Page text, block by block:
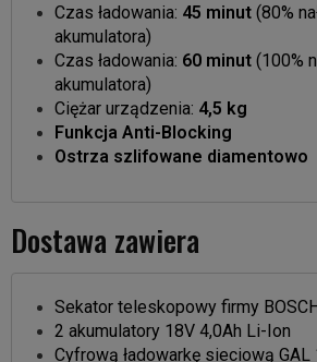
Czas ładowania: 45 minut (80%
akumulatora)
Czas ładowania: 60 minut (100%
akumulatora)
Ciężar urządzenia: 4,5 kg
Funkcja Anti-Blocking
Ostrza szlifowane diamentowo
Dostawa zawiera
Sekator teleskopowy firmy
2 akumulatory 18V 4,0Ah Li-Ion
Cyfrową ładowarkę sieciową GAL